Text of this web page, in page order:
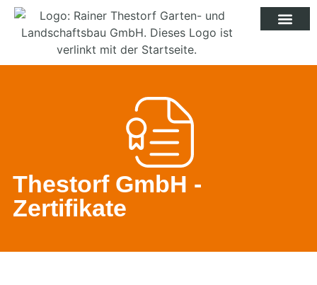
Thestorf GmbH -
Zertifikate